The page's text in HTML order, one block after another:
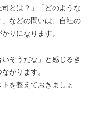
とは？」「どのような
などの問いは、自社の
りになります。
そうだな」と感じるき
がります。
を整えておきましょ